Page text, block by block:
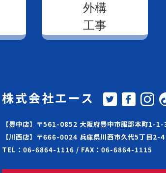
外構
工事
株式会社エース
【豊中店】〒561-0852 大阪府豊中市服部本町1-
【川西店】〒666-0024 兵庫県川西市久代5丁目2-4
TEL：06-6864-1116 / FAX：06-6864-1115